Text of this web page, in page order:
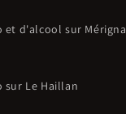
et d'alcool sur
sur Le Haillan